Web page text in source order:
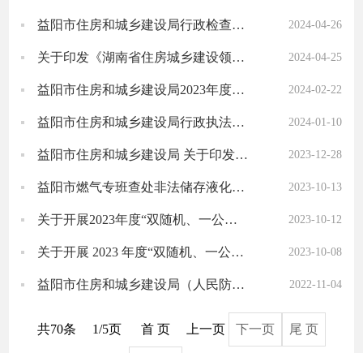
益阳市住房和城乡建设局行政检查流程图 2024-04-26
关于印发《湖南省住房城乡建设领域行政执法案卷管理规定(试行)》的通知 2024-04-25
益阳市住房和城乡建设局2023年度法治政府建设情况报告 2024-02-22
益阳市住房和城乡建设局行政执法证人员名录 2024-01-10
益阳市住房和城乡建设局 关于印发《益阳市住房和城乡建设局重大行政执法决定法制审核目录清单》... 2023-12-28
益阳市燃气专班查处非法储存液化气钢瓶窝点2个 2023-10-13
关于开展2023年度“双随机、一公开” 监管抽查注册房地产估价师 实施方案 2023-10-12
关于开展 2023 年度“双随机、一公开”监管抽查勘察设计企业暨勘察设计质量的通知 2023-10-08
益阳市住房和城乡建设局（人民防空办公室）2022年权责清单 2022-11-04
共70条 1/5页 首 页 上一页 下一页 尾 页